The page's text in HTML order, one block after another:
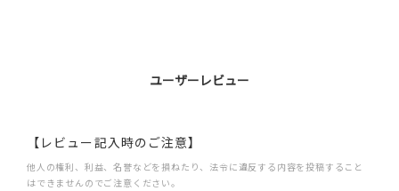
ユーザーレビュー
【レビュー記入時のご注意】
他人の権利、利益、名誉などを損ねたり、法令に違反する内容を投稿すること
はできませんのでご注意ください。